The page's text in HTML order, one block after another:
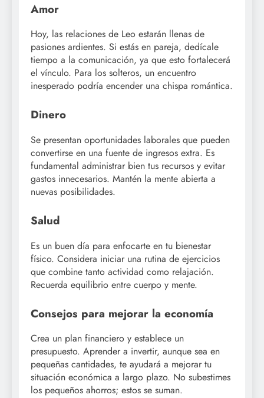
Amor
Hoy, las relaciones de Leo estarán llenas de
pasiones ardientes. Si estás en pareja, dedícale
tiempo a la comunicación, ya que esto fortalecerá
el vínculo. Para los solteros, un encuentro
inesperado podría encender una chispa romántica.
Dinero
Se presentan oportunidades laborales que pueden
convertirse en una fuente de ingresos extra. Es
fundamental administrar bien tus recursos y evitar
gastos innecesarios. Mantén la mente abierta a
nuevas posibilidades.
Salud
Es un buen día para enfocarte en tu bienestar
físico. Considera iniciar una rutina de ejercicios
que combine tanto actividad como relajación.
Recuerda equilibrio entre cuerpo y mente.
Consejos para mejorar la economía
Crea un plan financiero y establece un
presupuesto. Aprender a invertir, aunque sea en
pequeñas cantidades, te ayudará a mejorar tu
situación económica a largo plazo. No subestimes
los pequeños ahorros; estos se suman.